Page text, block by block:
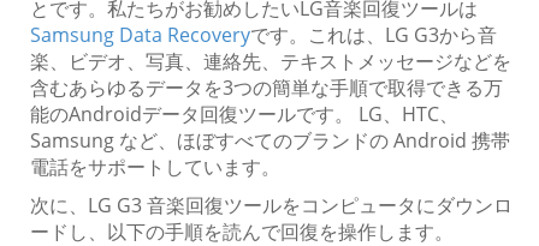
とです。私たちがお勧めしたいLG音楽回復ツールは
Samsung Data Recoveryです。これは、LG G3から音
楽、ビデオ、写真、連絡先、テキストメッセージなどを
含むあらゆるデータを3つの簡単な手順で取得できる万
能のAndroidデータ回復ツールです。 LG、HTC、
Samsung など、ほぼすべてのブランドの Android 携帯
電話をサポートしています。
次に、LG G3 音楽回復ツールをコンピュータにダウンロ
ードし、以下の手順を読んで回復を操作します。